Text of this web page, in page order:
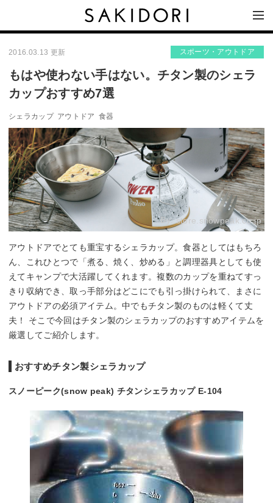
2016.03.13 更新 スポーツ・アウトドア
もはや使わない手はない。チタン製のシェラ
カップおすすめ7選
シェラカップ アウトドア 食器
By:store.snowpeak.co.jp
アウトドアでとても重宝するシェラカップ。食器としてはもちろ
ん、これひとつで「煮る、焼く、炒める」と調理器具としても使
えてキャンプで大活躍してくれます。複数のカップを重ねてすっ
きり収納でき、取っ手部分はどこにでも引っ掛けられて、まさに
アウトドアの必須アイテム。中でもチタン製のものは軽くて丈
夫！ そこで今回はチタン製のシェラカップのおすすめアイテムを
厳選してご紹介します。
おすすめチタン製シェラカップ
スノーピーク(snow peak) チタンシェラカップ E-104